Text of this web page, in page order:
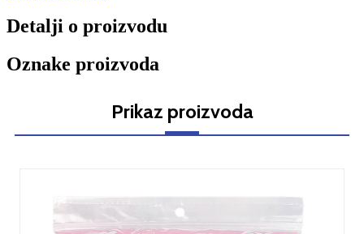
Detalji o proizvodu
Oznake proizvoda
Prikaz proizvoda